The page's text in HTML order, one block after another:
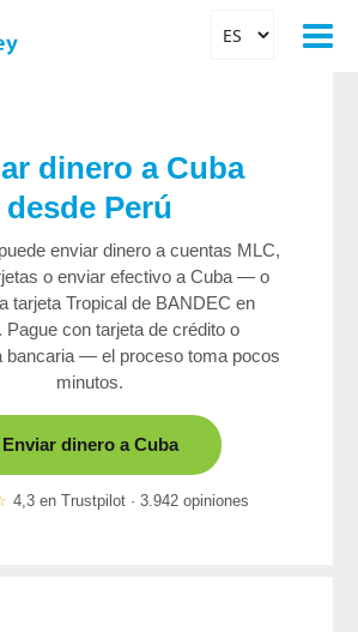
dinero a Cuba
desde Perú
enviar dinero a cuentas MLC,
o enviar efectivo a Cuba — o
tarjeta Tropical de BANDEC en
Pague con tarjeta de crédito o
bancaria — el proceso toma pocos
minutos.
Enviar dinero a Cuba
4,3 en Trustpilot · 3.942 opiniones